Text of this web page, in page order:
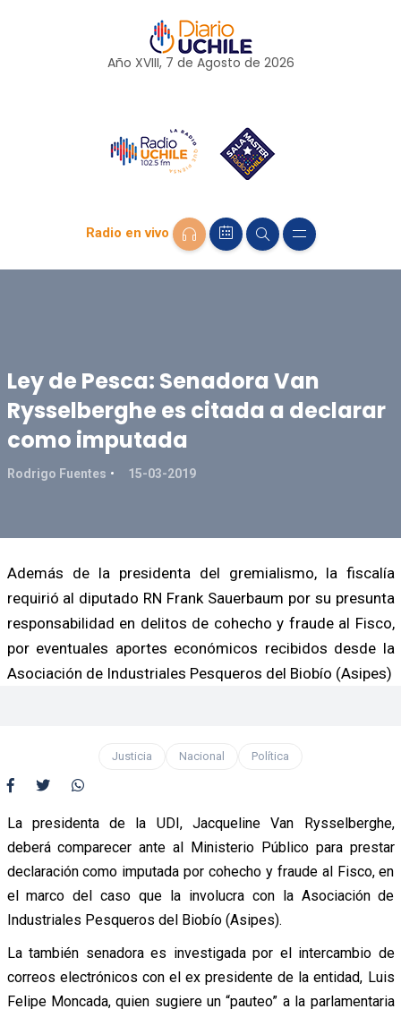
Año XVIII, 7 de Agosto de 2026
Radio en vivo
Ley de Pesca: Senadora Van
Rysselberghe es citada a declarar
como imputada
Rodrigo Fuentes 15-03-2019
Además de la presidenta del gremialismo, la fiscalía
requirió al diputado RN Frank Sauerbaum por su presunta
responsabilidad en delitos de cohecho y fraude al Fisco,
por eventuales aportes económicos recibidos desde la
Asociación de Industriales Pesqueros del Biobío (Asipes)
Justicia Nacional Política
La presidenta de la UDI, Jacqueline Van Rysselberghe,
deberá comparecer ante al Ministerio Público para prestar
declaración como imputada por cohecho y fraude al Fisco, en
el marco del caso que la involucra con la Asociación de
Industriales Pesqueros del Biobío (Asipes).
La también senadora es investigada por el intercambio de
correos electrónicos con el ex presidente de la entidad, Luis
Felipe Moncada, quien sugiere un “pauteo” a la parlamentaria